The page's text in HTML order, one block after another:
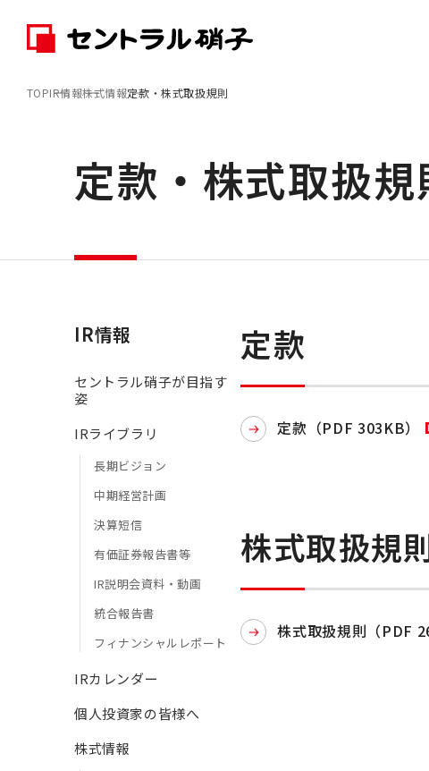
TOPIR情報株式情報定款・株式取扱規則
定款・株式取扱規
IR情報
セントラル硝子が目指す
姿
IRライブラリ
長期ビジョン
中期経営計画
決算短信
有価証券報告書等
IR説明会資料・動画
統合報告書
フィナンシャルレポート
IRカレンダー
個人投資家の皆様へ
株式情報
定款
定款（PDF 303KB）
株式取扱規
株式取扱規則（PDF